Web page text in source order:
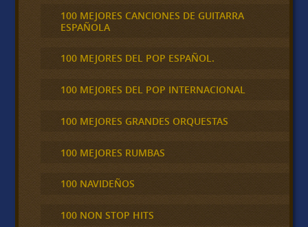
100 MEJORES CANCIONES DE GUITARRA
ESPAÑOLA
100 MEJORES DEL POP ESPAÑOL.
100 MEJORES DEL POP INTERNACIONAL
100 MEJORES GRANDES ORQUESTAS
100 MEJORES RUMBAS
100 NAVIDEÑOS
100 NON STOP HITS